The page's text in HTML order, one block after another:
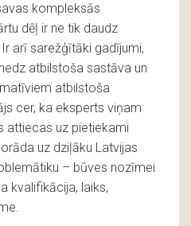
kompleksās
dēļ ir ne tik daudz
arī sarežģītāki gadījumi,
atbilstoša sastāva un
atbilstoša
cer, ka eksperts viņam
attiecas uz pietiekami
uz dziļāku Latvijas
– būves nozīmei
kvalifikācija, laiks,